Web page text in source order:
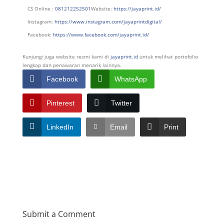
CS Online : 081212252501Website: https://jayaprint.id/
Instagram: https://www.instagram.com/jayaprintdigital/
Facebook: https://www.facebook.com/jayaprint.id/
Kunjungi juga website resmi kami di jayaprint.iduntuk melihat portofolio
lengkap dan penawaran menarik lainnya.
Facebook WhatsApp
Pinterest Twitter
LinkedIn Email Print
Submit a Comment